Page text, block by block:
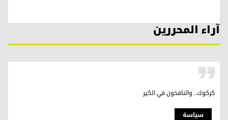
آراء المحررين
سیاسة
كركوك.. والنافخون في الكير